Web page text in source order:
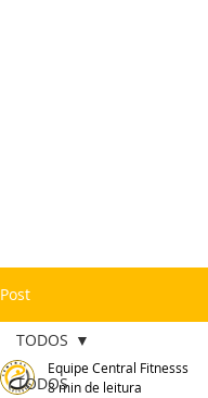
Post
TODOS
TODOS
Equipe Central Fitnesss
8 min de leitura